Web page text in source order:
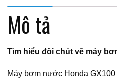
Mô tả
Tìm hiểu đôi chút về máy
Máy bơm nước Honda GX100